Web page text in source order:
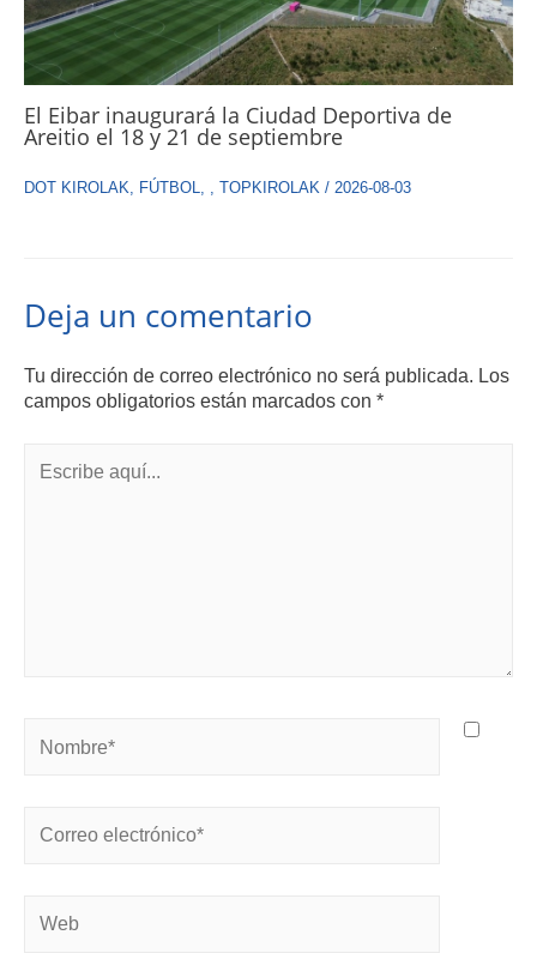
El Eibar inaugurará la Ciudad Deportiva de
Areitio el 18 y 21 de septiembre
DOT KIROLAK FÚTBOL TOPKIROLAK / 2026-08-03
Deja un comentario
Tu dirección de correo electrónico no será publicada. Los
campos obligatorios están marcados con *